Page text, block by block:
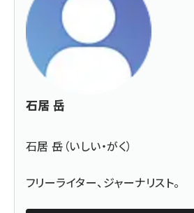
石居 岳
石居 岳（いしい・がく）
フリーライター、ジャーナリスト。